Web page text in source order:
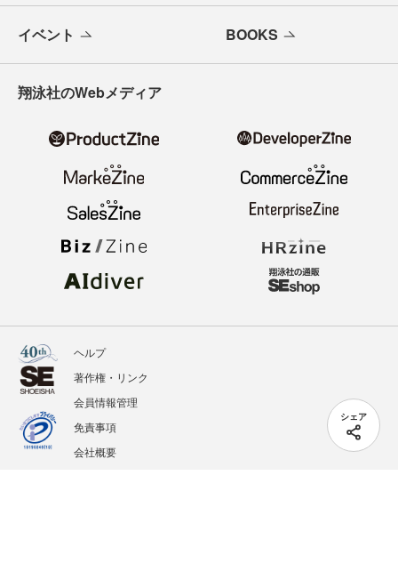
シェア
イベント BOOKS
翔泳社のWebメディア
ヘルプ
著作権・リンク
会員情報管理
免責事項
会社概要